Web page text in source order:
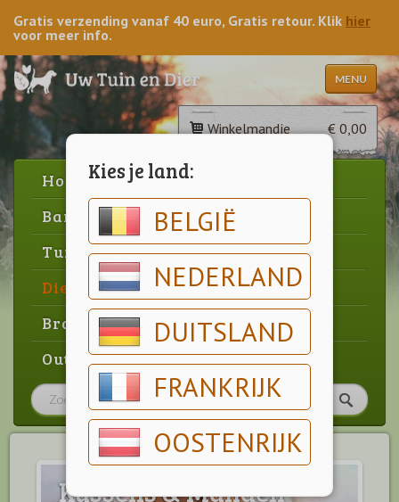
Kies je land:
BELGIË
NEDERLAND
DUITSLAND
FRANKRIJK
OOSTENRIJK
Gratis verzending vanaf 40 euro, Gratis retour. Klik hier
voor meer info.
MENU
Winkelmandje € 0,00
Home
Barbecue
Tuin
Dier
Brood & gebak
Outlet
Kussens & Manden